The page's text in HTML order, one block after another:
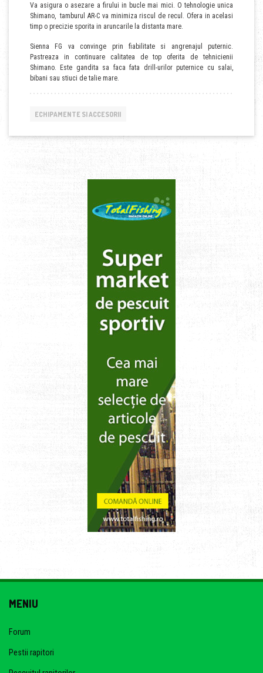
Va asigura o asezare a firului in bucle mai mici. O tehnologie unica
Shimano, tamburul AR-C va minimiza riscul de recul. Ofera in acelasi
timp o precizie sporita in aruncarile la distanta mare.
Sienna FG va convinge prin fiabilitate si angrenajul puternic.
Pastreaza in continuare calitatea de top oferita de tehnicienii
Shimano. Este gandita sa faca fata drill-urilor puternice cu salai,
bibani sau stiuci de talie mare.
ECHIPAMENTE SI ACCESORII
MENIU
Forum
Pestii rapitori